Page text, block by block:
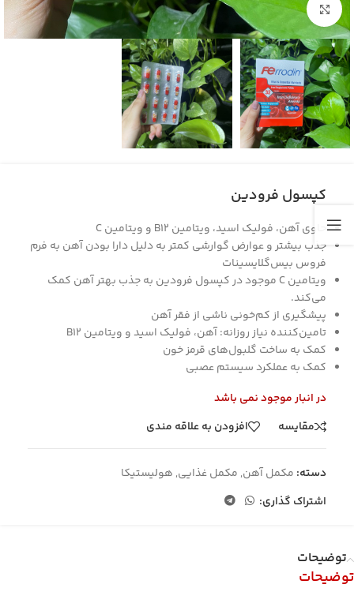
بزرگنمایی تصویر
کپسول فرودین
حاوی آهن، فولیک اسید، ویتامین B12 و ویتامینC
جذب بیشتر و عوارض گوارشی کمتر به دلیل دارا بودن آهن به فرم
فروس بیس‌گلایسینات
ویتامینCموجود در کپسول فرودین به جذب بهتر آهن کمک
می‌کند.
پیشگیری از کم‌خونی ناشی از فقر آهن
تامین‌کننده نیاز روزانه: آهن، فولیک اسید و ویتامین B12
کمک به ساخت گلبول‌های قرمز خون
کمک به عملکرد سیستم عصبی
در انبار موجود نمی باشد
مقایسه
افزودن به علاقه مندی
دسته: مکمل آهن, مکمل غذایی, هولیستیکا
اشتراک گذاری:
توضیحات
توضیحات